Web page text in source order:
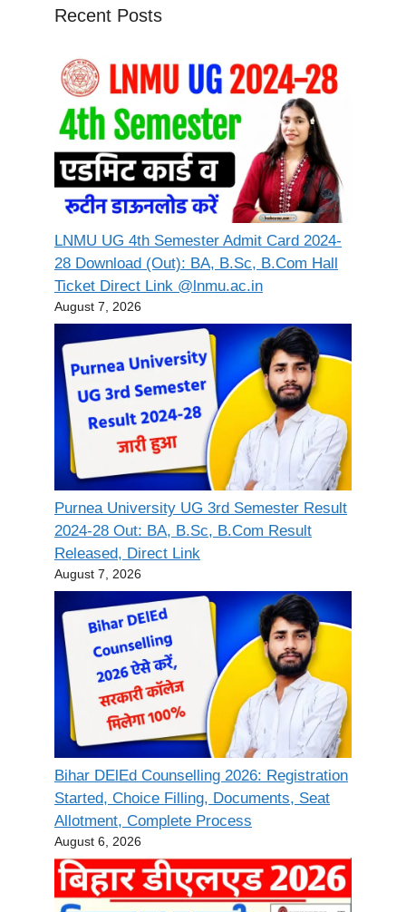
Recent Posts
LNMU UG 4th Semester Admit Card 2024-
28 Download (Out): BA, B.Sc, B.Com Hall
Ticket Direct Link @lnmu.ac.in
August 7, 2026
Purnea University UG 3rd Semester Result
2024-28 Out: BA, B.Sc, B.Com Result
Released, Direct Link
August 7, 2026
Bihar DElEd Counselling 2026: Registration
Started, Choice Filling, Documents, Seat
Allotment, Complete Process
August 6, 2026